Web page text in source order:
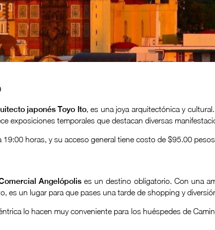
japonés Toyo Ito, es una joya arquitectónica y
exposiciones temporales que destacan diversas
horas, y su acceso general tiene costo de $95.00
Angelópolis es un destino obligatorio. Con una
es un lugar para que pases una tarde de shopping y
lo hacen muy conveniente para los huéspedes de